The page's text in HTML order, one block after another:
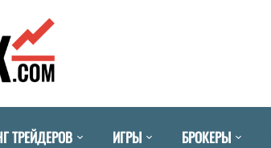
ТРЕЙДЕРОВ ИГРЫ БРОКЕРЫ